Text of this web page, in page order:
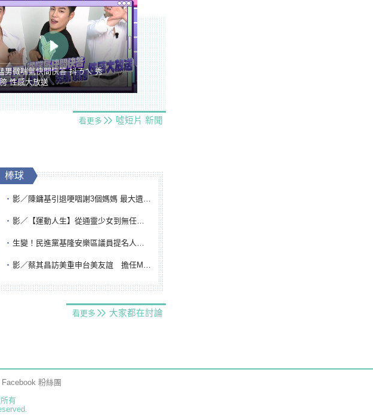
男微喘氣快問快答 抖ㄋㄟ 秀
性感大放送
看更多 噓短片 新聞
棒球
影／陳鏞基引退哽咽謝3個媽媽 最大遺憾無緣大聯盟
影／【運動人生】從通靈少女到無任所大使 劉柏君女裁判人生國際發光
生變！民進黨基隆安樂區議員提名人黃永翔突被除名 將另提他人
影／蔡其昌訪美重申台美友誼 擔任MLB大都會台灣日開球嘉賓
看更多 大家都在討論
Facebook 粉絲團
有